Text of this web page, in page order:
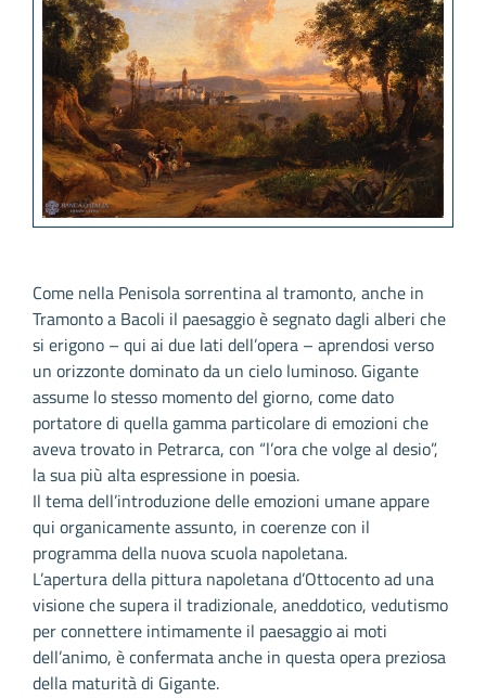
Come nella Penisola sorrentina al tramonto, anche in
Tramonto a Bacoli il paesaggio è segnato dagli alberi che
si erigono – qui ai due lati dell’opera – aprendosi verso
un orizzonte dominato da un cielo luminoso. Gigante
assume lo stesso momento del giorno, come dato
portatore di quella gamma particolare di emozioni che
aveva trovato in Petrarca, con “l’ora che volge al desio”,
la sua più alta espressione in poesia.
Il tema dell’introduzione delle emozioni umane appare
qui organicamente assunto, in coerenze con il
programma della nuova scuola napoletana.
L’apertura della pittura napoletana d’Ottocento ad una
visione che supera il tradizionale, aneddotico, vedutismo
per connettere intimamente il paesaggio ai moti
dell’animo, è confermata anche in questa opera preziosa
della maturità di Gigante.